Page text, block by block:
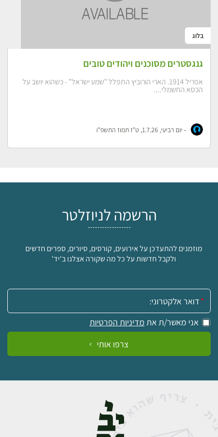
בלוג
גנגסטרים מסוכנים ויהודים טובים
אפריל 1914. הארי הורוביץ התפלל "שמע ישראל" - כשהוא יושב על
הכסא החשמלי....
- יום רביעי, 1.7.26, ט"ז תמוז התשפ"ו
הרשמה לניוזלטר
מוזמנים להתעדכן על אירועים, קורסים, סיורים, ספרים חדשים
ולקבל חדשות על כל מה שקורה אצלנו ב'יד'
אימייל:
אני מאשר/ת את מדיניות הפרטיות
צרפו אותי